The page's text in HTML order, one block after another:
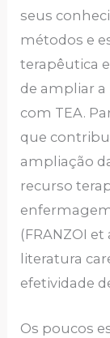
seus
métodos e
terapêutica
de ampliar a
com TEA.
que
ampliação
recurso
(FRANZOI et
literatura
efetividade
Os poucos